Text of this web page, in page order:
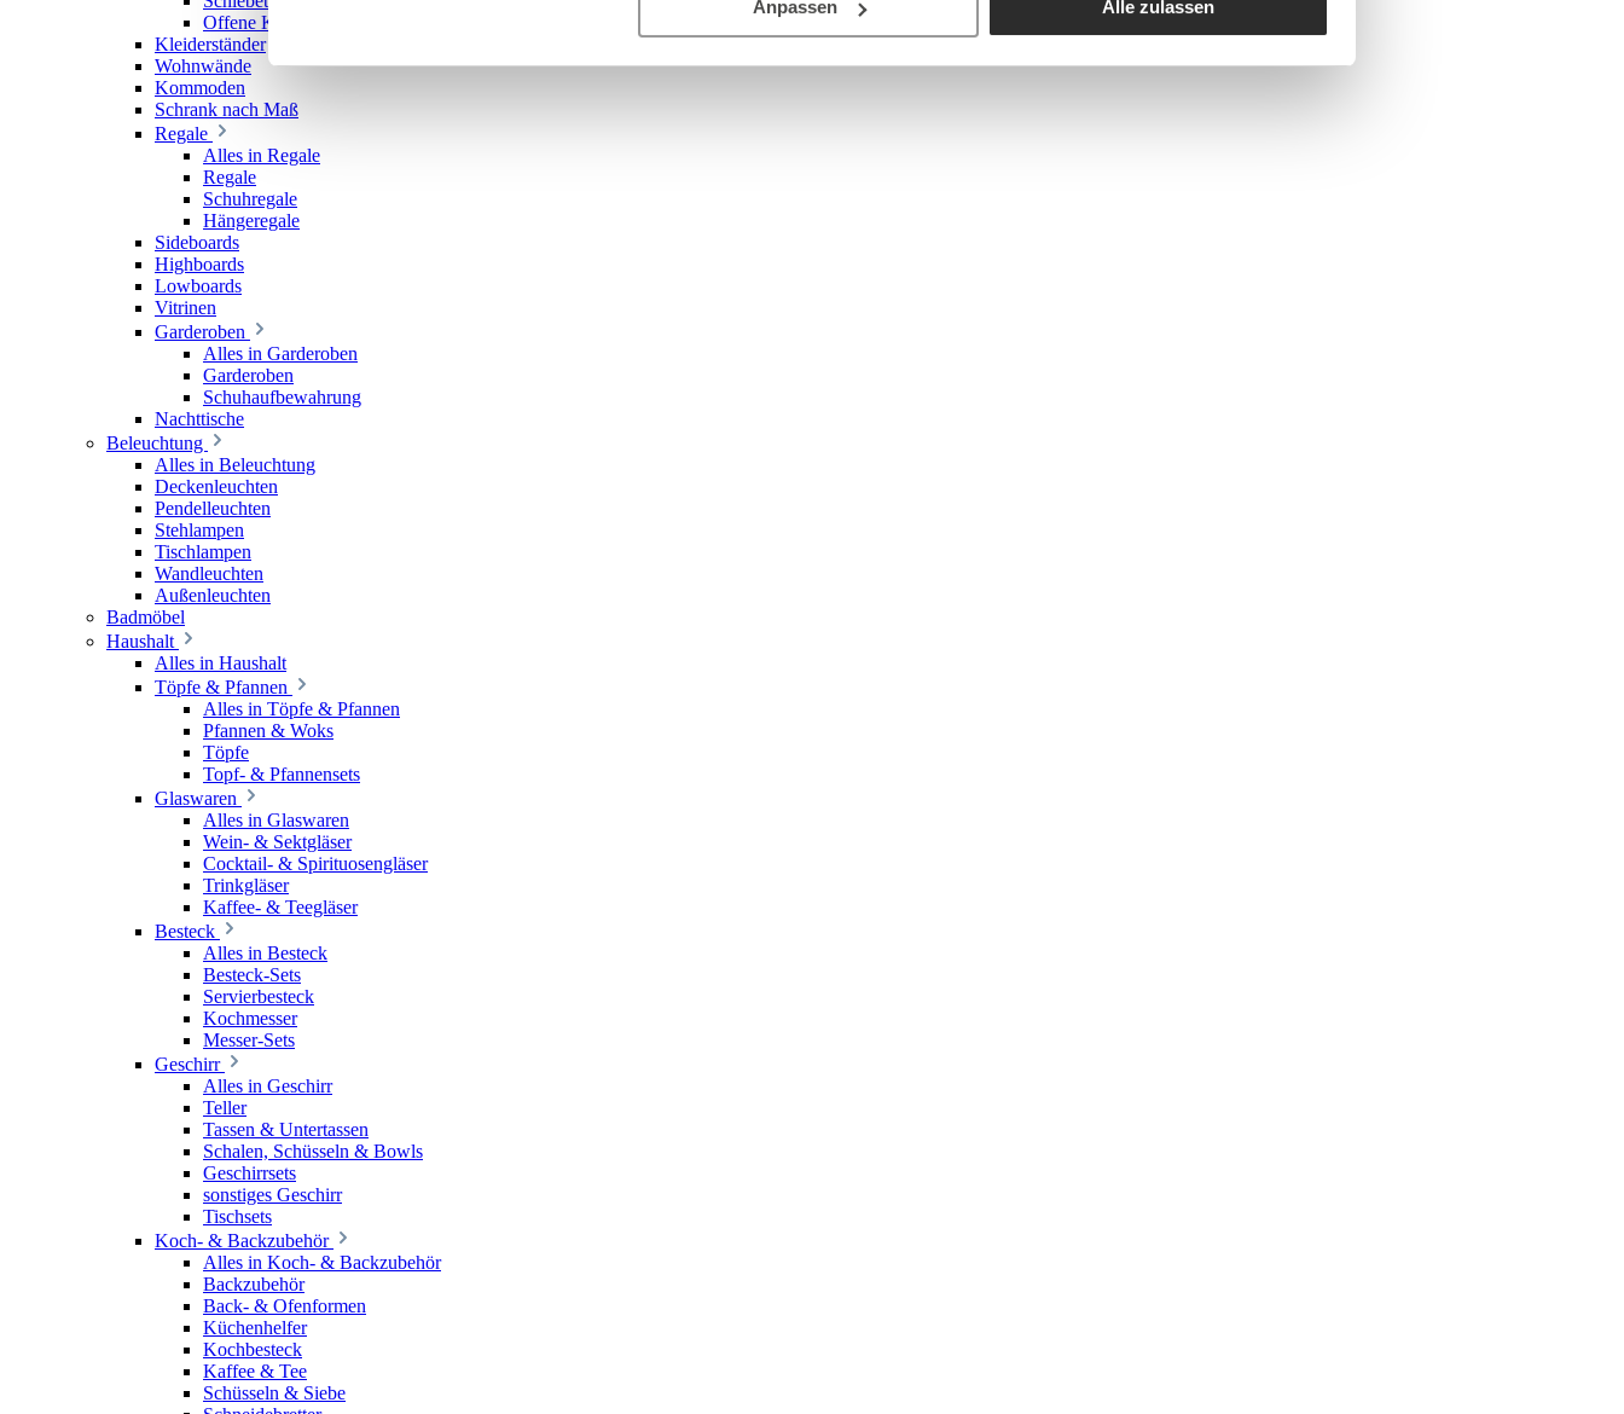
Anpassen Alle zulassen
Offene Kleiderschränke
Kleiderständer
Wohnwände
Kommoden
Schrank nach Maß
Regale
Alles in Regale
Regale
Schuhregale
Hängeregale
Sideboards
Highboards
Lowboards
Vitrinen
Garderoben
Alles in Garderoben
Garderoben
Schuhaufbewahrung
Nachttische
Beleuchtung
Alles in Beleuchtung
Deckenleuchten
Pendelleuchten
Stehlampen
Tischlampen
Wandleuchten
Außenleuchten
Badmöbel
Haushalt
Alles in Haushalt
Töpfe & Pfannen
Alles in Töpfe & Pfannen
Pfannen & Woks
Töpfe
Topf- & Pfannensets
Glaswaren
Alles in Glaswaren
Wein- & Sektgläser
Cocktail- & Spirituosengläser
Trinkgläser
Kaffee- & Teegläser
Besteck
Alles in Besteck
Besteck-Sets
Servierbesteck
Kochmesser
Messer-Sets
Geschirr
Alles in Geschirr
Teller
Tassen & Untertassen
Schalen, Schüsseln & Bowls
Geschirrsets
sonstiges Geschirr
Tischsets
Koch- & Backzubehör
Alles in Koch- & Backzubehör
Backzubehör
Back- & Ofenformen
Küchenhelfer
Kochbesteck
Kaffee & Tee
Schüsseln & Siebe